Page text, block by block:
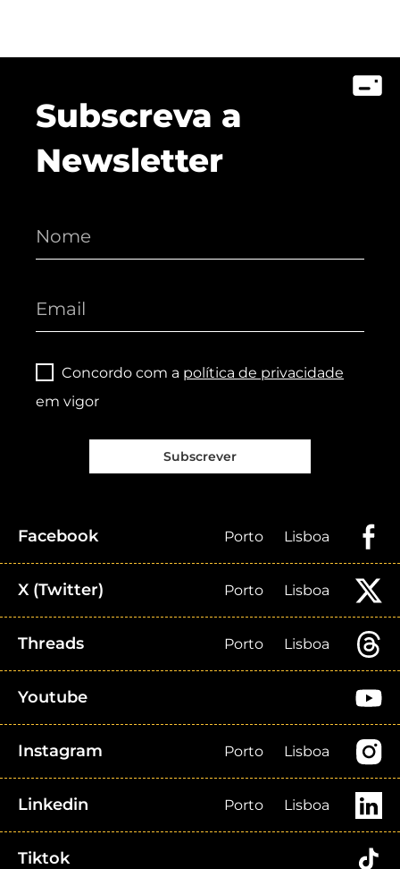
Subscreva a
Newsletter
Concordo com a política de privacidade
em vigor
Subscrever
Facebook Porto Lisboa
X (Twitter) Porto Lisboa
Threads Porto Lisboa
Youtube
Instagram Porto Lisboa
Linkedin Porto Lisboa
Tiktok